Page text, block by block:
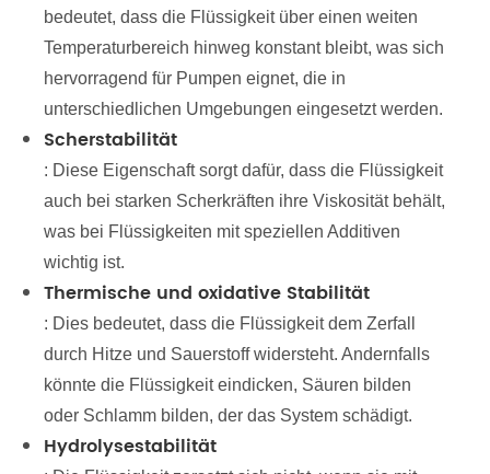
bedeutet, dass die Flüssigkeit über einen weiten
Temperaturbereich hinweg konstant bleibt, was sich
hervorragend für Pumpen eignet, die in
unterschiedlichen Umgebungen eingesetzt werden.
Scherstabilität
: Diese Eigenschaft sorgt dafür, dass die Flüssigkeit
auch bei starken Scherkräften ihre Viskosität behält,
was bei Flüssigkeiten mit speziellen Additiven
wichtig ist.
Thermische und oxidative Stabilität
: Dies bedeutet, dass die Flüssigkeit dem Zerfall
durch Hitze und Sauerstoff widersteht. Andernfalls
könnte die Flüssigkeit eindicken, Säuren bilden
oder Schlamm bilden, der das System schädigt.
Hydrolysestabilität